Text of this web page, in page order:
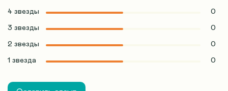
4 звезды 0
3 звезды 0
2 звезды 0
1 звезда 0